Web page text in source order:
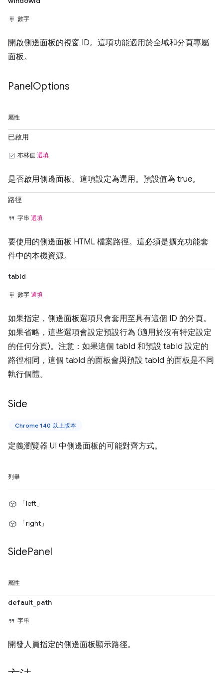
數字
開啟側邊面板的視窗 ID。這項功能適用於全域和分頁專屬
面板。
PanelOptions
屬性
已啟用
布林值 選填
是否啟用側邊面板。這項設定為選用。預設值為 true。
路徑
字串 選填
要使用的側邊面板 HTML 檔案路徑。這必須是擴充功能套
件中的本機資源。
tabId
數字 選填
如果指定，側邊面板選項只會套用至具有這個 ID 的分頁。
如果省略，這些選項會設定預設行為 (適用於沒有特定設定
的任何分頁)。注意：如果這個 tabId 和預設 tabId 設定的
路徑相同，這個 tabId 的面板會與預設 tabId 的面板是不同
執行個體。
Side
Chrome 140 以上版本
定義瀏覽器 UI 中側邊面板的可能對齊方式。
列舉
「left」
「right」
SidePanel
屬性
default_path
字串
開發人員指定的側邊面板顯示路徑。